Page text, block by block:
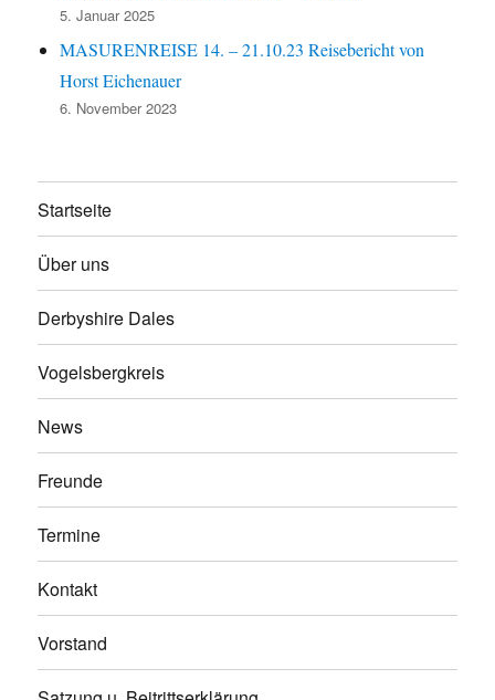
5. Januar 2025
MASURENREISE 14. – 21.10.23 Reisebericht von
Horst Eichenauer
6. November 2023
Startseite
Über uns
Derbyshire Dales
Vogelsbergkreis
News
Freunde
Termine
Kontakt
Vorstand